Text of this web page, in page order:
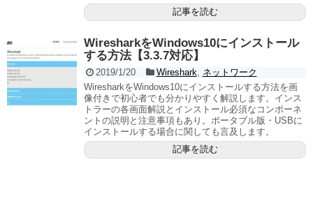
記事を読む
WiresharkをWindows10にインストール
する方法【3.3.7対応】
2019/1/20 Wireshark, ネットワーク
WiresharkをWindows10にインストールする方法を画
像付きで初心者でも分かりやすく解説します。インス
トラーの各画面解説とインストール必須なコンポーネ
ントの説明と注意事項もあり。ポータブル版・USBに
インストールする場合に関しても言及します。
記事を読む